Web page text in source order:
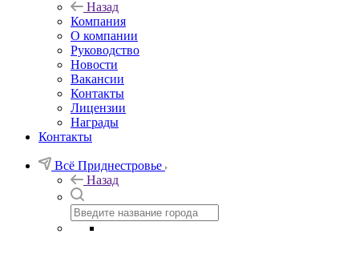
Назад
Компания
О компании
Руководство
Новости
Вакансии
Контакты
Лицензии
Награды
Контакты
Всё Приднестровье
Назад